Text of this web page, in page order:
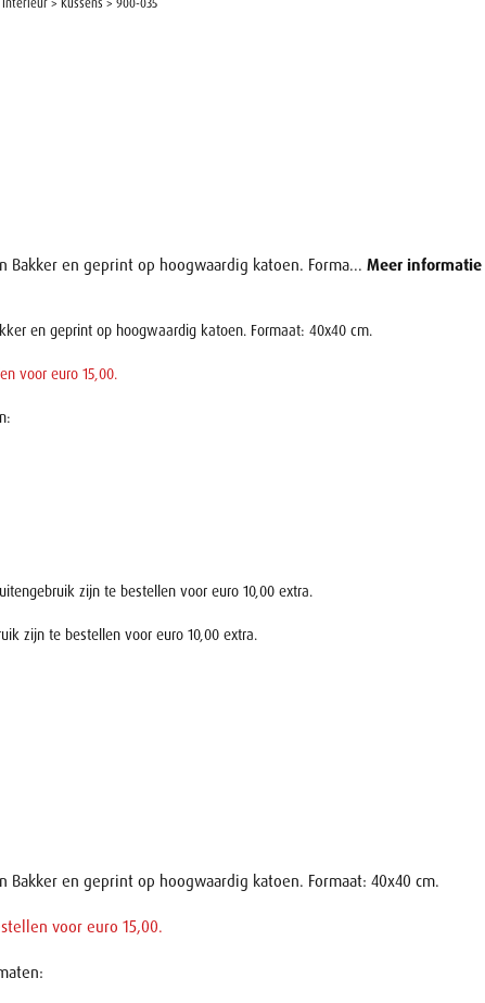
Interieur > Kussens > 900-035
Bakker en geprint op hoogwaardig katoen. Forma... Meer informatie
en geprint op hoogwaardig katoen. Formaat: 40x40 cm.
voor euro 15,00.
zijn te bestellen voor euro 10,00 extra.
zijn te bestellen voor euro 10,00 extra.
Bakker en geprint op hoogwaardig katoen. Formaat: 40x40 cm.
voor euro 15,00.